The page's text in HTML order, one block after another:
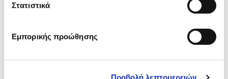
Στατιστικά
Εμπορικής προώθησης
Προβολή λεπτομερειών